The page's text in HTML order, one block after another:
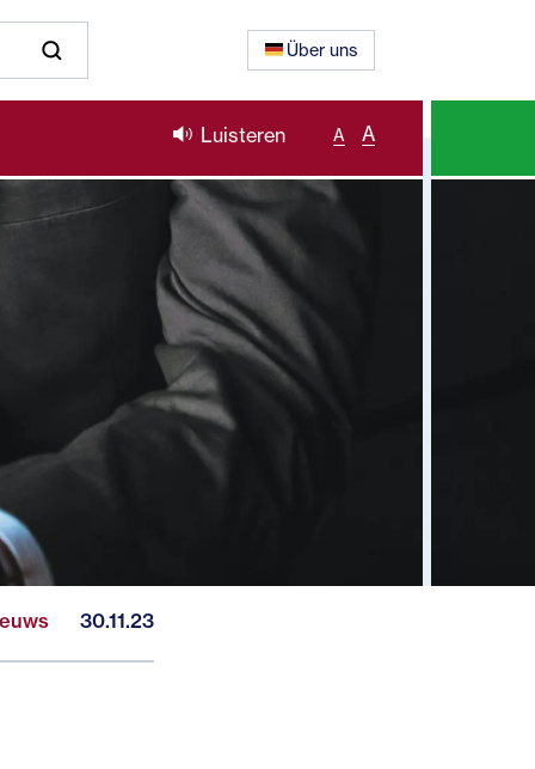
Über uns
Luisteren A A
30.11.23